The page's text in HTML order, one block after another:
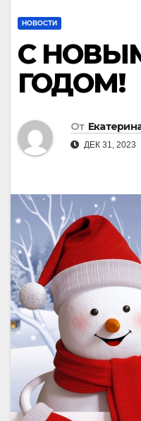
НОВОСТИ
С
ГОДОМ!
От
ДЕК 31, 2023